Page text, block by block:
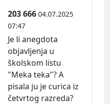
203 666 04.07.2025
07:47
Je li anegdota
objavljenja u
školskom listu
"Meka teka"? A
pisala ju je curica iz
četvrtog razreda?